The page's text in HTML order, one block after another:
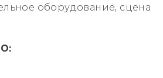
оборудование, сцена